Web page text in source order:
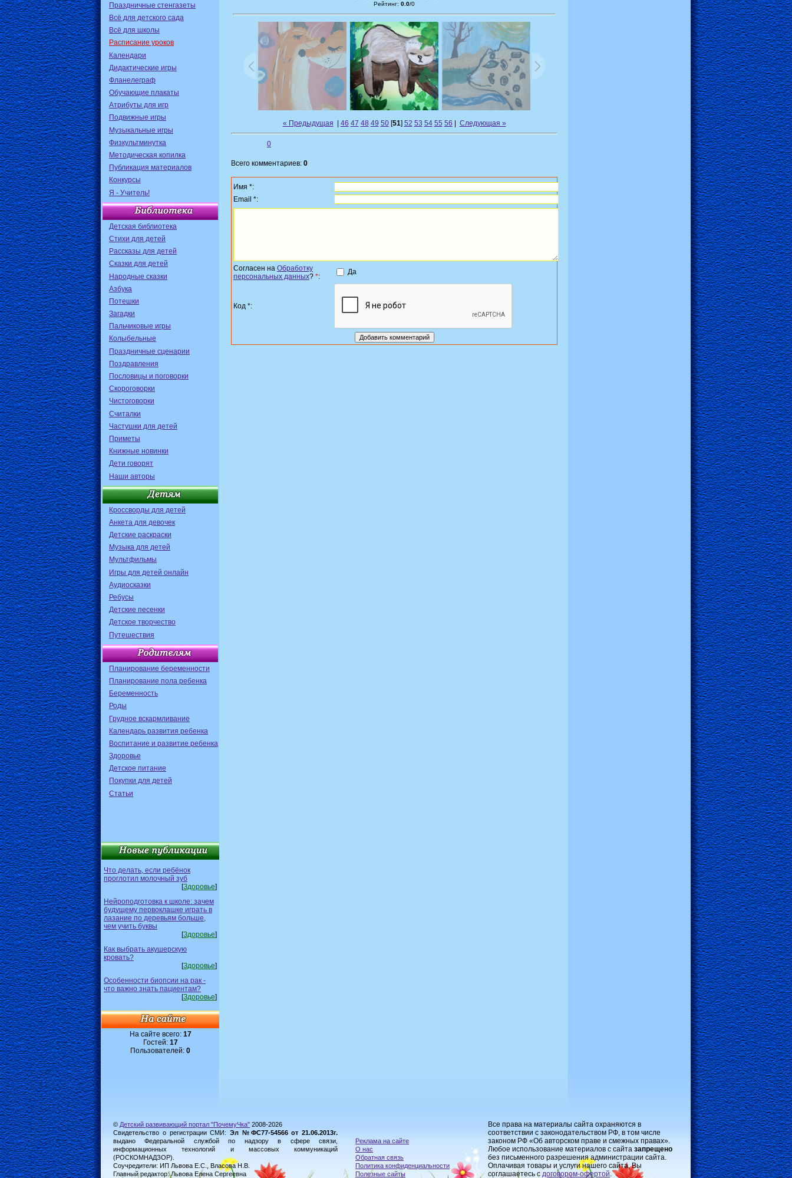
Праздничные стенгазеты
Всё для детского сада
Всё для школы
Расписание уроков
Календари
Дидактические игры
Фланелеграф
Обучающие плакаты
Атрибуты для игр
Подвижные игры
Музыкальные игры
Физкультминутка
Методическая копилка
Публикация материалов
Конкурсы
Я - Учитель!
Детская библиотека
Стихи для детей
Рассказы для детей
Сказки для детей
Народные сказки
Азбука
Потешки
Загадки
Пальчиковые игры
Колыбельные
Праздничные сценарии
Поздравления
Пословицы и поговорки
Скороговорки
Чистоговорки
Считалки
Частушки для детей
Приметы
Книжные новинки
Дети говорят
Наши авторы
Кроссворды для детей
Анкета для девочек
Детские раскраски
Музыка для детей
Мультфильмы
Игры для детей онлайн
Аудиосказки
Ребусы
Детские песенки
Детское творчество
Путешествия
Планирование беременности
Планирование пола ребенка
Беременность
Роды
Грудное вскармливание
Календарь развития ребенка
Воспитание и развитие ребенка
Здоровье
Детское питание
Покупки для детей
Статьи
Что делать, если ребёнок
проглотил молочный зуб
[Здоровье]
Нейроподготовка к школе: зачем
будущему первоклашке играть в
лазание по деревьям больше,
чем учить буквы
[Здоровье]
Как выбрать акушерскую
кровать?
[Здоровье]
Особенности биопсии на рак -
что важно знать пациентам?
[Здоровье]
На сайте всего: 17
Гостей: 17
Пользователей: 0
Рейтинг: 0.0/0
« Предыдущая 46 47 48 49 50[51] 52 53 54 55 56 Следующая »
0
Всего комментариев: 0
Имя *:
Email *:
Согласен на Обработку
персональных данных? *:
Да
Код *:
© Детский развивающий портал "ПочемуЧка" 2008-2026
Свидетельство о регистрации СМИ: Эл №ФС77-54566 от 21.06.2013г.
выдано Федеральной службой по надзору в сфере связи,
информационных технологий и массовых коммуникаций
(РОСКОМНАДЗОР).
Соучредители: ИП Львова Е.С., Власова Н.В.
Главный редактор: Львова Елена Сергеевна
Реклама на сайте
О нас
Обратная связь
Политика конфиденциальности
Полезные сайты
Все права на материалы сайта охраняются в
соответствии с законодательством РФ, в том числе
законом РФ «Об авторском праве и смежных правах».
Любое использование материалов с сайта запрещено
без письменного разрешения администрации сайта.
Оплачивая товары и услуги нашего сайта, Вы
соглашаетесь с договором-oфертой.